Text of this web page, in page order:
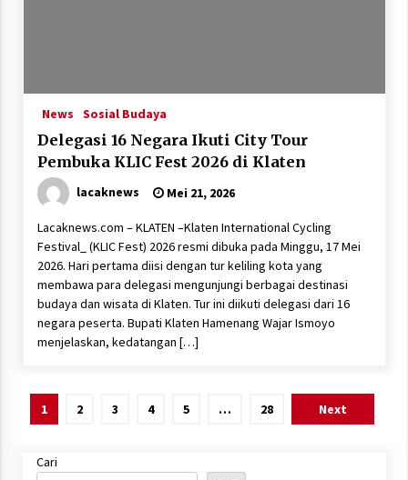
News Sosial Budaya
Delegasi 16 Negara Ikuti City Tour
Pembuka KLIC Fest 2026 di Klaten
lacaknews Mei 21, 2026
Lacaknews.com – KLATEN –Klaten International Cycling
Festival_ (KLIC Fest) 2026 resmi dibuka pada Minggu, 17 Mei
2026. Hari pertama diisi dengan tur keliling kota yang
membawa para delegasi mengunjungi berbagai destinasi
budaya dan wisata di Klaten. Tur ini diikuti delegasi dari 16
negara peserta. Bupati Klaten Hamenang Wajar Ismoyo
menjelaskan, kedatangan […]
Paginasi
1 2 3 4 5 … 28 Next
Cari